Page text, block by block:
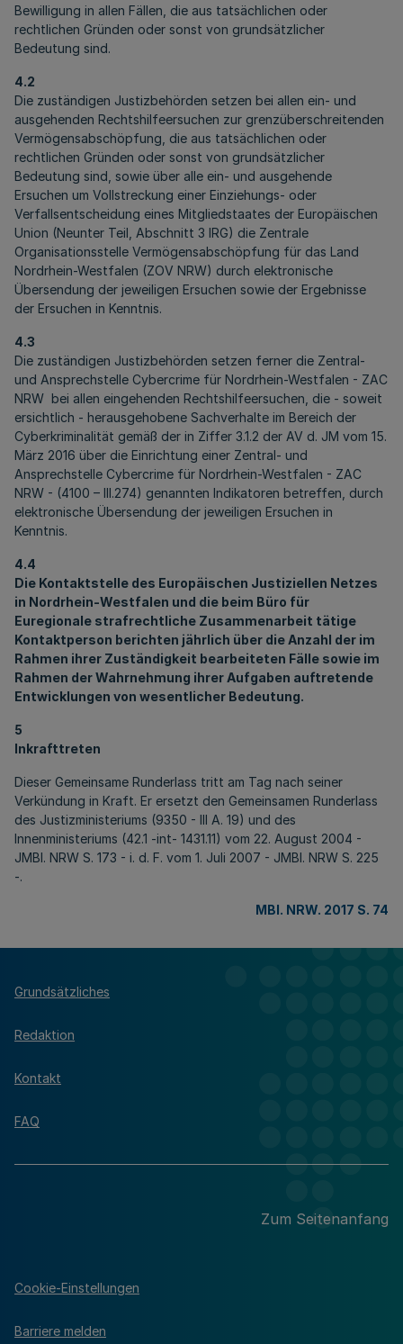
Bewilligung in allen Fällen, die aus tatsächlichen oder
rechtlichen Gründen oder sonst von grundsätzlicher
Bedeutung sind.
4.2
Die zuständigen Justizbehörden setzen bei allen ein- und
ausgehenden Rechtshilfeersuchen zur grenzüberschreitenden
Vermögensabschöpfung, die aus tatsächlichen oder
rechtlichen Gründen oder sonst von grundsätzlicher
Bedeutung sind, sowie über alle ein- und ausgehende
Ersuchen um Vollstreckung einer Einziehungs- oder
Verfallsentscheidung eines Mitgliedstaates der Europäischen
Union (Neunter Teil, Abschnitt 3 IRG) die Zentrale
Organisationsstelle Vermögensabschöpfung für das Land
Nordrhein-Westfalen (ZOV NRW) durch elektronische
Übersendung der jeweiligen Ersuchen sowie der Ergebnisse
der Ersuchen in Kenntnis.
4.3
Die zuständigen Justizbehörden setzen ferner die Zentral-
und Ansprechstelle Cybercrime für Nordrhein-Westfalen - ZAC
NRW bei allen eingehenden Rechtshilfeersuchen, die - soweit
ersichtlich - herausgehobene Sachverhalte im Bereich der
Cyberkriminalität gemäß der in Ziffer 3.1.2 der AV d. JM vom 15.
März 2016 über die Einrichtung einer Zentral- und
Ansprechstelle Cybercrime für Nordrhein-Westfalen - ZAC
NRW - (4100 – III.274) genannten Indikatoren betreffen, durch
elektronische Übersendung der jeweiligen Ersuchen in
Kenntnis.
4.4
Die Kontaktstelle des Europäischen Justiziellen Netzes
in Nordrhein-Westfalen und die beim Büro für
Euregionale strafrechtliche Zusammenarbeit tätige
Kontaktperson berichten jährlich über die Anzahl der im
Rahmen ihrer Zuständigkeit bearbeiteten Fälle sowie im
Rahmen der Wahrnehmung ihrer Aufgaben auftretende
Entwicklungen von wesentlicher Bedeutung.
5
Inkrafttreten
Dieser Gemeinsame Runderlass tritt am Tag nach seiner
Verkündung in Kraft. Er ersetzt den Gemeinsamen Runderlass
des Justizministeriums (9350 - III A. 19) und des
Innenministeriums (42.1 -int- 1431.11) vom 22. August 2004 -
JMBI. NRW S. 173 - i. d. F. vom 1. Juli 2007 - JMBI. NRW S. 225
-.
MBl. NRW. 2017 S. 74
Grundsätzliches
Redaktion
Kontakt
FAQ
Zum Seitenanfang
Cookie-Einstellungen
Barriere melden